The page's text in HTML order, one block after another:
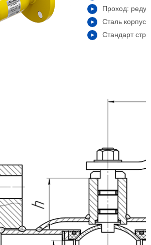
Проход:
Сталь
Стандарт